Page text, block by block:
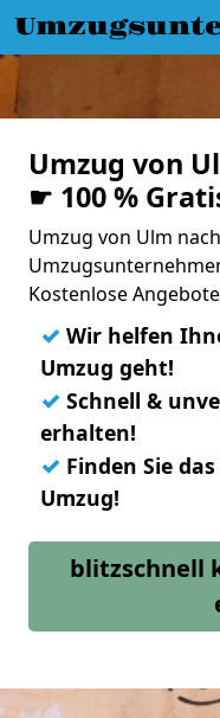
Umzug von
☛ 100 %
Umzug von Ulm
Kostenlose
✓ Wir helfen
Umzug geht!
✓ Schnell &
erhalten!
✓ Finden Sie
Umzug!
blitzschnell